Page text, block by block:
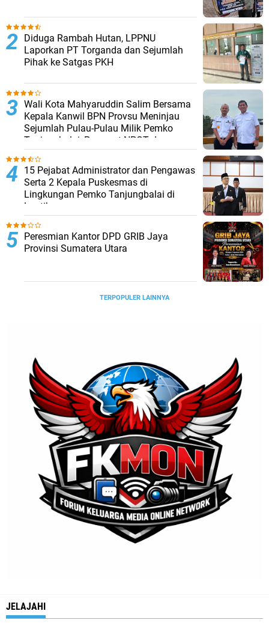
Diduga Rambah Hutan, LPPNU
Laporkan PT Torganda dan Sejumlah
Pihak ke Satgas PKH
Wali Kota Mahyaruddin Salim Bersama
Kepala Kanwil BPN Provsu Meninjau
Sejumlah Pulau-Pulau Milik Pemko
Tanjungbalai, Percepat NPGT dan
Sertifikasi Aset
15 Pejabat Administrator dan Pengawas
Serta 2 Kepala Puskesmas di
Lingkungan Pemko Tanjungbalai di
Lantik
Peresmian Kantor DPD GRIB Jaya
Provinsi Sumatera Utara
TERPOPULER LAINNYA
JELAJAHI